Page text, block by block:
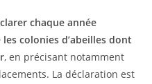
chaque année
colonies d’abeilles dont
, en précisant notamment
La déclaration est